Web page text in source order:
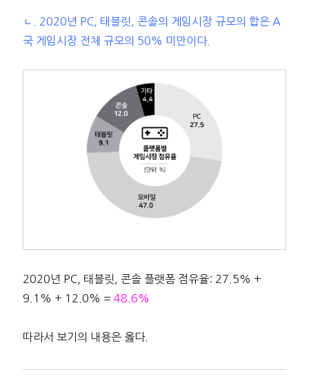
ㄴ. 2020년 PC, 태블릿, 콘솔의 게임시장 규모의 합은 A
국 게임시장 전체 규모의 50% 미만이다.
2020년 PC, 태블릿, 콘솔 플랫폼 점유율: 27.5% +
9.1% + 12.0% = 48.6%
따라서 보기의 내용은 옳다.